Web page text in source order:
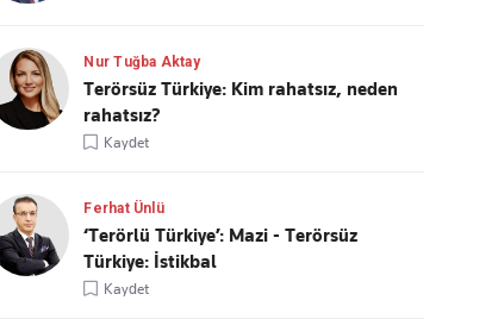
Nur Tuğba Aktay
Terörsüz Türkiye: Kim rahatsız, neden
rahatsız?
Kaydet
Ferhat Ünlü
‘Terörlü Türkiye’: Mazi - Terörsüz
Türkiye: İstikbal
Kaydet